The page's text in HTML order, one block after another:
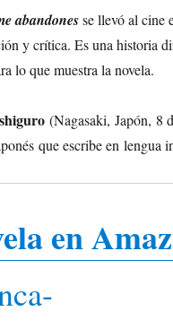
abandonesse llevó al cine
y crítica. Es una historia
lo que muestra la novela.
(Nagasaki, Japón, 8
que escribe en lengua
en